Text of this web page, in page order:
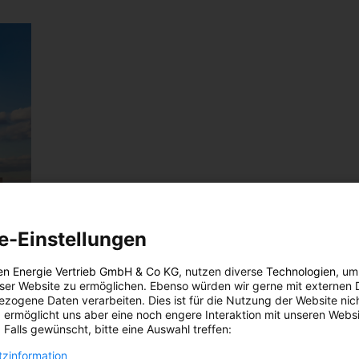
Einstellungen
Energie Vertrieb GmbH & Co KG, nutzen diverse Technologien,
Website zu ermöglichen. Ebenso würden wir gerne mit externen
Daten verarbeiten. Dies ist für die Nutzung der Website
ermöglicht uns aber eine noch engere Interaktion mit unseren
Falls gewünscht, bitte eine Auswahl treffen: